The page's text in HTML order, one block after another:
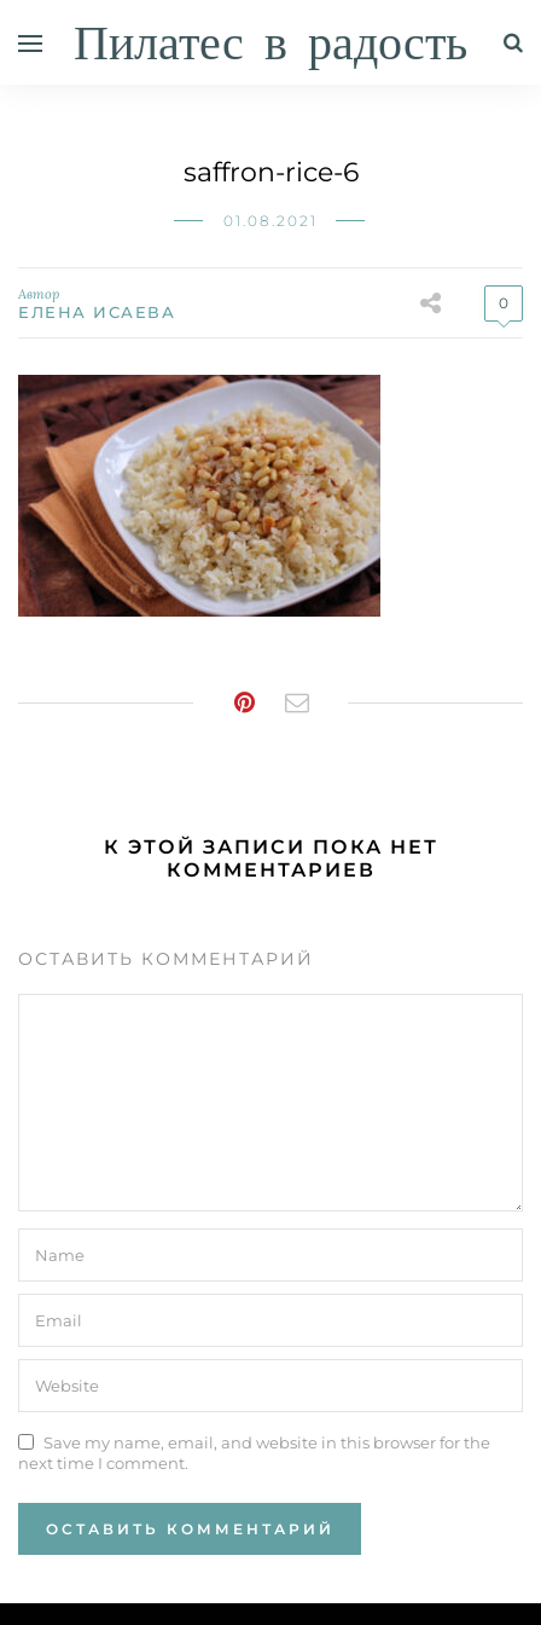
Пилатес в радость
saffron-rice-6
01.08.2021
Автор
ЕЛЕНА ИСАЕВА 0
К ЭТОЙ ЗАПИСИ ПОКА НЕТ
КОММЕНТАРИЕВ
ОСТАВИТЬ КОММЕНТАРИЙ
Save my name, email, and website in this browser for the
next time I comment.